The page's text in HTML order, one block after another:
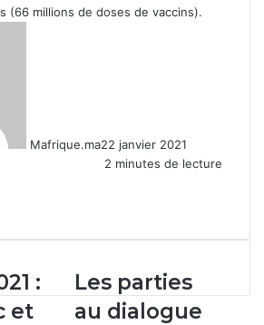
(66 millions de doses de vaccins).
Mafrique.ma22 janvier 2021
2 minutes de lecture
:
et
Les
parties
au
Les parties
au dialogue